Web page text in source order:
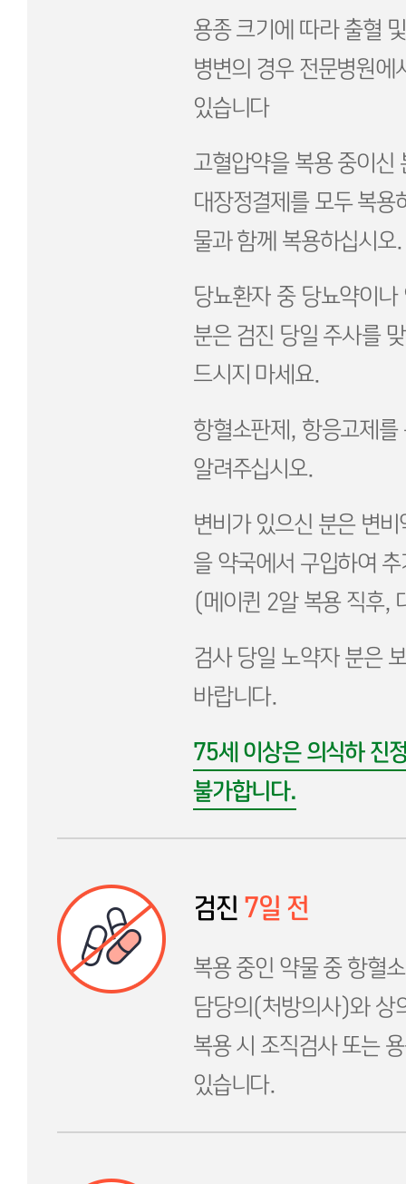
용종 크기에 따라 출혈
병변의 경우 전문병원에
있습니다
고혈압약을 복용 중이신
대장정결제를 모두 복
물과 함께 복용하십시오.
당뇨환자 중 당뇨약이
분은 검진 당일 주사를
드시지 마세요.
항혈소판제, 항응고제
알려주십시오.
변비가 있으신 분은 변
을 약국에서 구입하여
(메이퀸 2알 복용 직후,
검사 당일 노약자 분은
바랍니다.
75세 이상은 의식하 진
불가합니다.
검진 7일 전
복용 중인 약물 중 항혈
담당의(처방의사)와 상
복용 시 조직검사 또는
있습니다.